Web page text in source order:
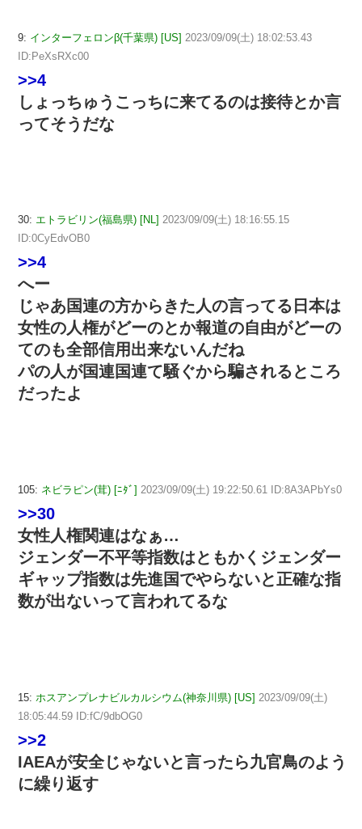
9: インターフェロンβ(千葉県) [US] 2023/09/09(土) 18:02:53.43
ID:PeXsRXc00
>>4
しょっちゅうこっちに来てるのは接待とか言
ってそうだな
30: エトラビリン(福島県) [NL] 2023/09/09(土) 18:16:55.15
ID:0CyEdvOB0
>>4
へー
じゃあ国連の方からきた人の言ってる日本は
女性の人権がどーのとか報道の自由がどーの
てのも全部信用出来ないんだね
パの人が国連国連て騒ぐから騙されるところ
だったよ
105: ネビラピン(茸) [ﾆﾀﾞ] 2023/09/09(土) 19:22:50.61 ID:8A3APbYs0
>>30
女性人権関連はなぁ…
ジェンダー不平等指数はともかくジェンダー
ギャップ指数は先進国でやらないと正確な指
数が出ないって言われてるな
15: ホスアンプレナビルカルシウム(神奈川県) [US] 2023/09/09(土)
18:05:44.59 ID:fC/9dbOG0
>>2
IAEAが安全じゃないと言ったら九官鳥のよう
に繰り返す